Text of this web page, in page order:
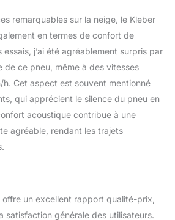
remarquables sur la neige, le Kleber
en termes de confort de
j’ai été agréablement surpris par
de ce pneu, même à des vitesses
Cet aspect est souvent mentionné
qui apprécient le silence du pneu en
acoustique contribue à une
agréable, rendant les trajets
offre un excellent rapport qualité-prix,
satisfaction générale des utilisateurs.